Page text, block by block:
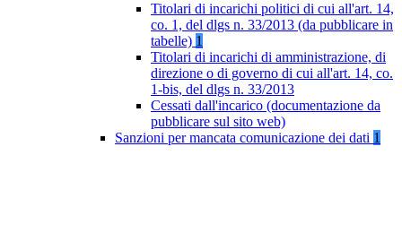
Titolari di incarichi politici di cui all'art. 14,
co. 1, del dlgs n. 33/2013 (da pubblicare in
tabelle) 1
Titolari di incarichi di amministrazione, di
direzione o di governo di cui all'art. 14, co.
1-bis, del dlgs n. 33/2013
Cessati dall'incarico (documentazione da
pubblicare sul sito web)
Sanzioni per mancata comunicazione dei dati 1